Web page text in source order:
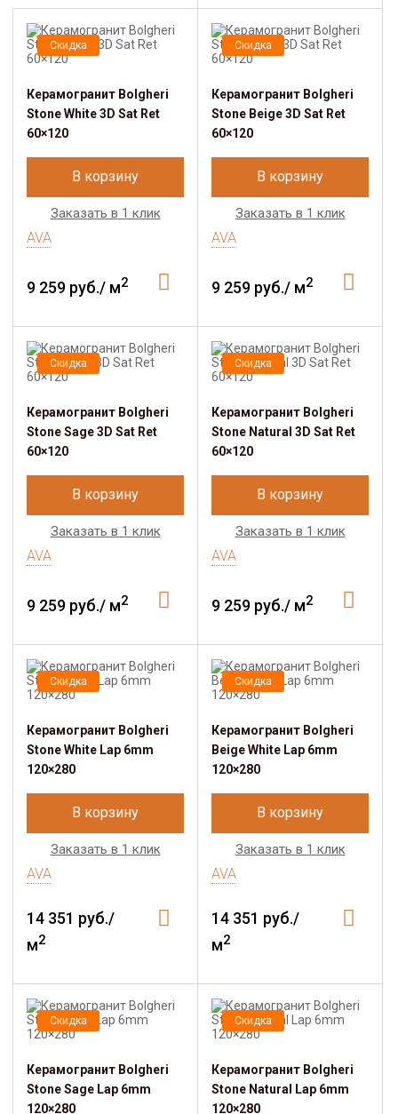
Скидка
Керамогранит Bolgheri
Stone White 3D Sat Ret
60×120
В корзину
Заказать в 1 клик
AVA
9 259 руб./ м2
Скидка
Керамогранит Bolgheri
Stone Beige 3D Sat Ret
60×120
В корзину
Заказать в 1 клик
AVA
9 259 руб./ м2
Скидка
Керамогранит Bolgheri
Stone Sage 3D Sat Ret
60×120
В корзину
Заказать в 1 клик
AVA
9 259 руб./ м2
Скидка
Керамогранит Bolgheri
Stone Natural 3D Sat Ret
60×120
В корзину
Заказать в 1 клик
AVA
9 259 руб./ м2
Скидка
Керамогранит Bolgheri
Stone White Lap 6mm
120×280
В корзину
Заказать в 1 клик
AVA
14 351 руб./
м2
Скидка
Керамогранит Bolgheri
Beige White Lap 6mm
120×280
В корзину
Заказать в 1 клик
AVA
14 351 руб./
м2
Скидка
Керамогранит Bolgheri
Stone Sage Lap 6mm
120×280
Скидка
Керамогранит Bolgheri
Stone Natural Lap 6mm
120×280